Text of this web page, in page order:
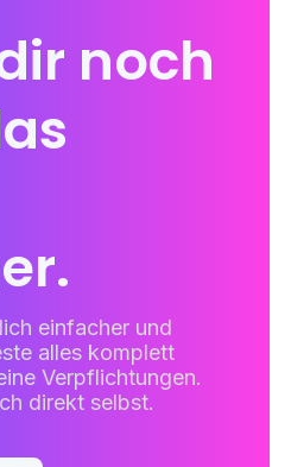
noch
einfacher und
alles komplett
Verpflichtungen.
direkt selbst.